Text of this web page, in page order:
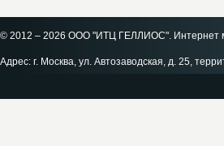
© 2012 – 2026 ООО "ИТЦ ГЕЛЛИОС". Интернет
Адрес: г. Москва, ул. Автозаводская, д. 25,